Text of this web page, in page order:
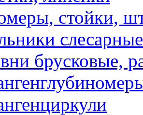
стойки,
слесарные
брусковые,